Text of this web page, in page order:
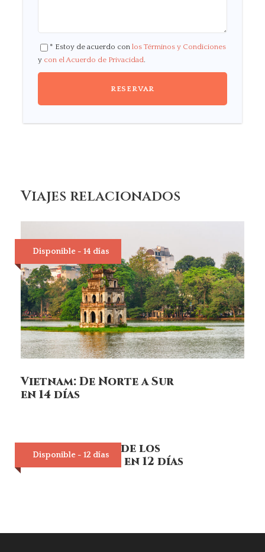
* Estoy de acuerdo con los Términos y Condiciones
y con el Acuerdo de Privacidad.
Viajes relacionados
Disponible - 14 días
Vietnam: De Norte a Sur
en 14 días
Disponible - 12 días
Tailandia: Ruta de los
Grandes Reinos en 12 días